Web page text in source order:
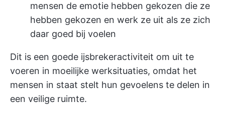
mensen de emotie hebben gekozen die ze
hebben gekozen en werk ze uit als ze zich
daar goed bij voelen
Dit is een goede ijsbrekeractiviteit om uit te
voeren in moeilijke werksituaties, omdat het
mensen in staat stelt hun gevoelens te delen in
een veilige ruimte.